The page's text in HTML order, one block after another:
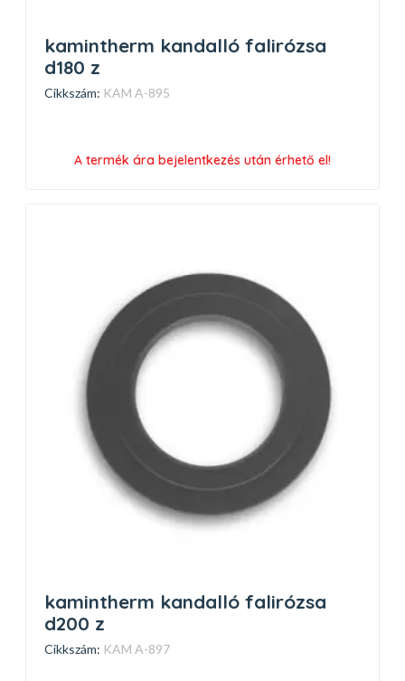
kamintherm kandalló falirózsa
d180 z
Cikkszám: KAM A-895
A termék ára bejelentkezés után érhető el!
kamintherm kandalló falirózsa
d200 z
Cikkszám: KAM A-897